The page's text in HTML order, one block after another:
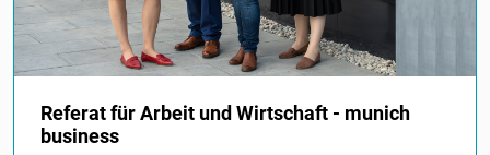
Referat für Arbeit und Wirtschaft - munich
business